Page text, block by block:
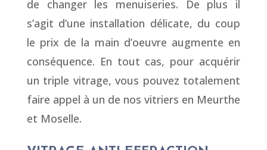
de changer les menuiseries. De plus il
s’agit d’une installation délicate, du coup
le prix de la main d’oeuvre augmente en
conséquence. En tout cas, pour acquérir
un triple vitrage, vous pouvez totalement
faire appel à un de nos vitriers en Meurthe
et Moselle.